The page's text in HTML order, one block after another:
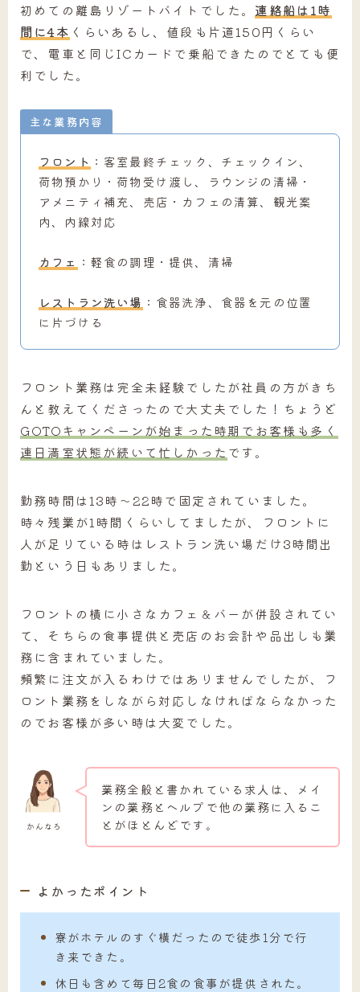
初めての離島リゾートバイトでした。 連絡船は1時
間に4本 くらいあるし、値段も片道150円くらい
で、電車と同じICカードで乗船できたのでとても便
利でした。
主な業務内容
フロント ：客室最終チェック、チェックイン、
荷物預かり・荷物受け渡し、ラウンジの清掃・
アメニティ補充、売店・カフェの清算、観光案
内、内線対応
カフェ ：軽食の調理・提供、清掃
レストラン洗い場 ：食器洗浄、食器を元の位置
に片づける
フロント業務は完全未経験でしたが社員の方がきち
んと教えてくださったので大丈夫でした！ちょうど
GOTOキャンペーンが始まった時期でお客様も多く
連日満室状態が続いて忙しかった です。
勤務時間は13時～22時で固定されていました。
時々残業が1時間くらいしてましたが、フロントに
人が足りている時はレストラン洗い場だけ3時間出
勤という日もありました。
フロントの横に小さなカフェ＆バーが併設されてい
て、そちらの食事提供と売店のお会計や品出しも業
務に含まれていました。
頻繁に注文が入るわけではありませんでしたが、フ
ロント業務をしながら対応しなければならなかった
のでお客様が多い時は大変でした。
かんなろ
業務全般と書かれている求人は、メイ
ンの業務とヘルプで他の業務に入るこ
とがほとんどです。
よかったポイント
寮がホテルのすぐ横だったので徒歩1分で行
き来できた。
休日も含めて毎日2食の食事が提供された。